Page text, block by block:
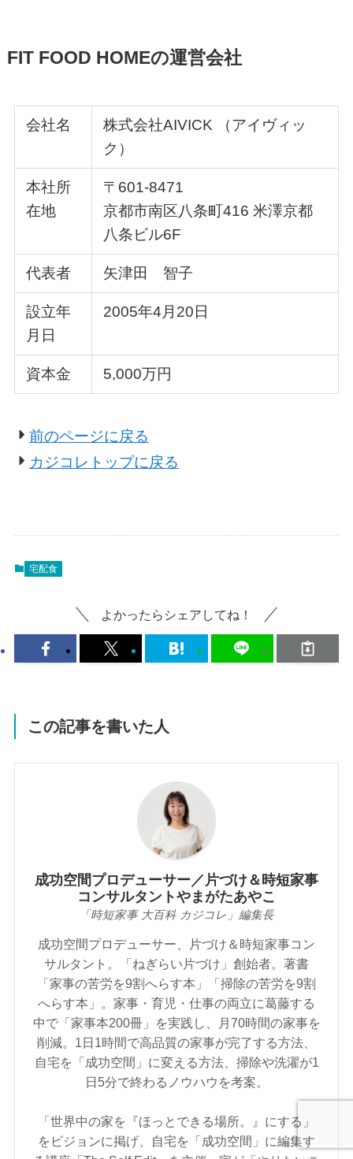
FIT FOOD HOMEの運営会社
会社名
株式会社AIVICK （アイヴィッ
ク）
本社所
在地
〒601-8471
京都市南区八条町416 米澤京都
八条ビル6F
代表者 矢津田 智子
設立年
月日
2005年4月20日
資本金 5,000万円
前のページに戻る
カジコレトップに戻る
宅配食
よかったらシェアしてね！
この記事を書いた人
成功空間プロデューサー／片づけ＆時短家事
コンサルタントやまがたあやこ
「時短家事 大百科 カジコレ」編集長
成功空間プロデューサー、片づけ＆時短家事コン
サルタント。「ねぎらい片づけ」創始者。著書
「家事の苦労を9割へらす本」「掃除の苦労を9割
へらす本」。家事・育児・仕事の両立に葛藤する
中で「家事本200冊」を実践し、月70時間の家事を
削減。1日1時間で高品質の家事が完了する方法、
自宅を「成功空間」に変える方法、掃除や洗濯が1
日5分で終わるノウハウを考案。
「世界中の家を『ほっとできる場所。』にする」
をビジョンに掲げ、自宅を「成功空間」に編集す